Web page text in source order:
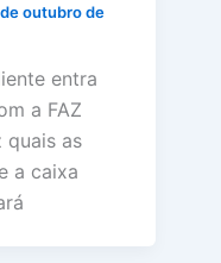
de outubro de
entra
a FAZ
quais as
a caixa